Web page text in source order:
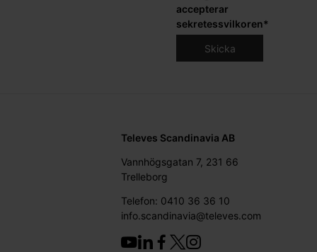
accepterar
sekretessvilkoren*
Televes Scandinavia AB
Vannhögsgatan 7, 231 66
Trelleborg
Telefon: 0410 36 36 10
info.scandinavia@televes.com